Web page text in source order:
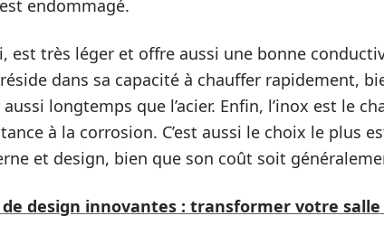
endommagé.
est très léger et offre aussi une bonne
dans sa capacité à chauffer rapidement,
longtemps que l’acier. Enfin, l’inox est le
à la corrosion. C’est aussi le choix le plus
et design, bien que son coût soit
design innovantes : transformer votre salle